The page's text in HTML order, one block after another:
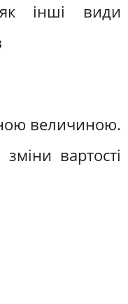
інші види
величиною.
вартості